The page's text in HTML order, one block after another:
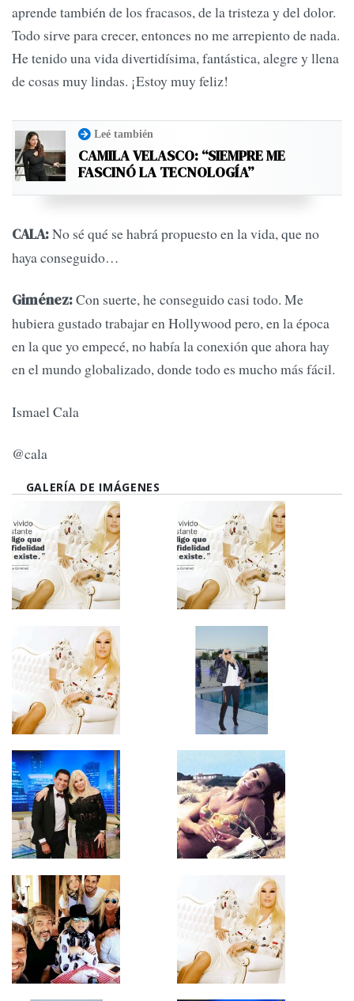
aprende también de los fracasos, de la tristeza y del dolor.
Todo sirve para crecer, entonces no me arrepiento de nada.
He tenido una vida divertidísima, fantástica, alegre y llena
de cosas muy lindas. ¡Estoy muy feliz!
Leé también
CAMILA VELASCO: “SIEMPRE ME
FASCINÓ LA TECNOLOGÍA”
CALA:No sé qué se habrá propuesto en la vida, que no
haya conseguido…
Giménez:Con suerte, he conseguido casi todo. Me
hubiera gustado trabajar en Hollywood pero, en la época
en la que yo empecé, no había la conexión que ahora hay
en el mundo globalizado, donde todo es mucho más fácil.
Ismael Cala
@cala
GALERÍA DE IMÁGENES